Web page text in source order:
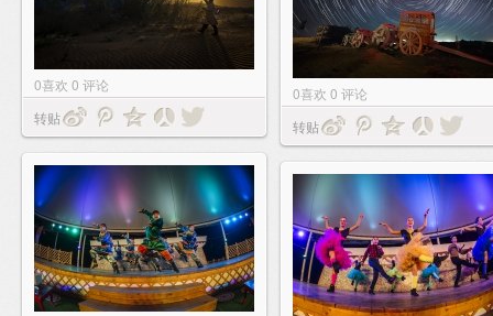
0喜欢 0 评论
转贴
0喜欢 0 评论
转贴